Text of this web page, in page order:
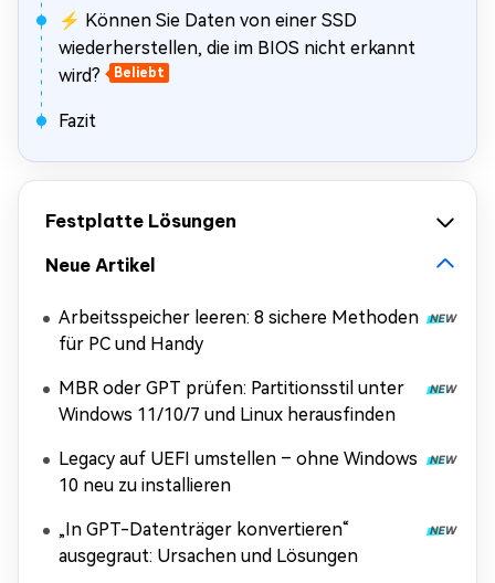
⚡ Können Sie Daten von einer SSD
wiederherstellen, die im BIOS nicht erkannt
wird?
Beliebt
Fazit
Festplatte Lösungen
Neue Artikel
Arbeitsspeicher leeren: 8 sichere Methoden
für PC und Handy
MBR oder GPT prüfen: Partitionsstil unter
Windows 11/10/7 und Linux herausfinden
Legacy auf UEFI umstellen – ohne Windows
10 neu zu installieren
„In GPT-Datenträger konvertieren“
ausgegraut: Ursachen und Lösungen